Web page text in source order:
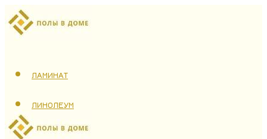
ЛАМИНАТ
ЛИНОЛЕУМ
ТЕПЛЫЙ ПОЛ